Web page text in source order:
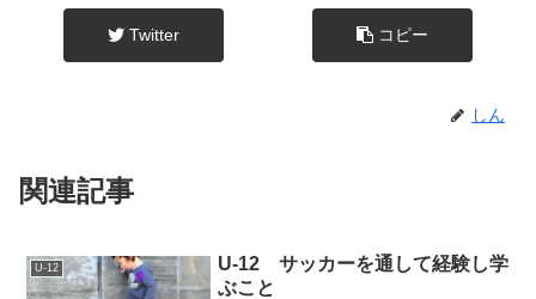
Twitter コピー
しん
関連記事
U-12
U-12 サッカーを通して経験し学
ぶこと